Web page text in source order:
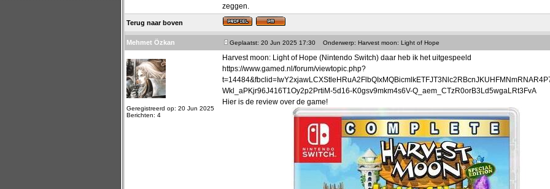
zeggen.
Terug naar boven
Mehmet Özkan Geplaatst: 20 Jun 2025 17:30 Onderwerp: Harvest moon: Light of Hope
Geregistreerd op: 20 Jun 2025
Berichten: 4
Harvest moon: Light of Hope (Nintendo Switch) daar heb ik het uitgespeeld
https://www.gamed.nl/forum/viewtopic.php?
Wkl_aPKjr96J416T1Oy2p2PrtiM-5d16-K0gsv9mkm4s6V-Q_aem_CTzR0orB3Ld5wgaLRt3FvA
Hier is de review over de game!